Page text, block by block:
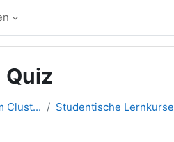
Quiz
Clust... Studentische Lernkurse